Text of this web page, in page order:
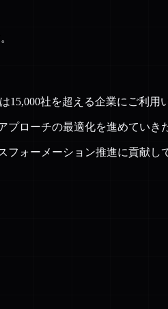
社を超える企業にご利用
ローチの最適化を進めていき
ォーメーション推進に貢献し